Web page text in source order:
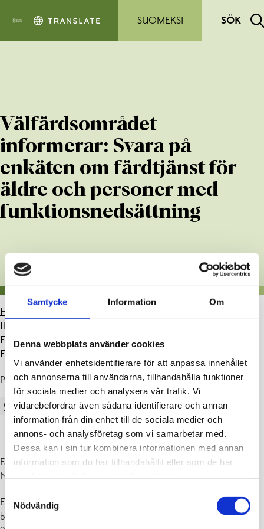
Samtycke Information Om
Denna webbplats använder cookies
Vi använder enhetsidentifierare för att anpassa innehållet
och annonserna till användarna, tillhandahålla funktioner
för sociala medier och analysera vår trafik. Vi
vidarebefordrar även sådana identifierare och annan
information från din enhet till de sociala medier och
annons- och analysföretag som vi samarbetar med.
Dessa kan i sin tur kombinera informationen med annan
information som du har tillhandahållit eller som de har
Nödvändig
SUOMEKSI
SÖK
Välfärdsområdet
informerar: Svara på
enkäten om färdtjänst för
äldre och personer med
funktionsnedsättning
HEM
INFORMERAR: SVARA PÅ ENKÄTEN OM FÄRDTJÄNST
FÖR ÄLDRE OCH PERSONER MED
FUNKTIONSNEDSÄTTNING
Publicerad : 29.04.2022
OKATEGORISERADE
Färdtjänst för äldre och personer med funktionsnedsättning i Västra
Nyland planeras just nu.
En enkät har öppnats för invånarna i området. I enkäten ber vi dig
berätta om önskemål kring den nya färdtjänsten. Enkäten är öppen